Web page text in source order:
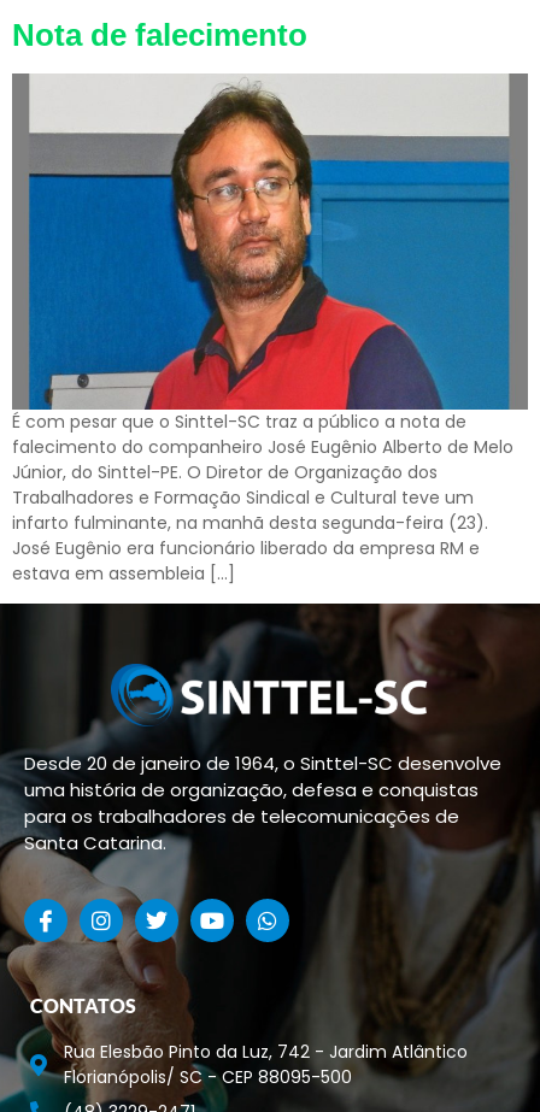
Nota de falecimento
É com pesar que o Sinttel-SC traz a público a nota de
falecimento do companheiro José Eugênio Alberto de Melo
Júnior, do Sinttel-PE. O Diretor de Organização dos
Trabalhadores e Formação Sindical e Cultural teve um
infarto fulminante, na manhã desta segunda-feira (23).
José Eugênio era funcionário liberado da empresa RM e
estava em assembleia […]
Desde 20 de janeiro de 1964, o Sinttel-SC desenvolve
uma história de organização, defesa e conquistas
para os trabalhadores de telecomunicações de
Santa Catarina.
CONTATOS
Rua Elesbão Pinto da Luz, 742 - Jardim Atlântico
Florianópolis/ SC - CEP 88095-500